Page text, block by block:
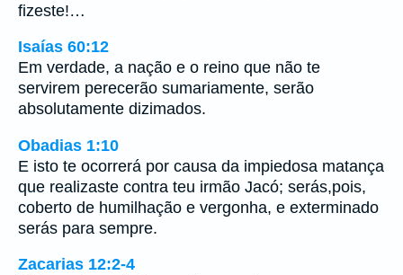
fizeste!…
Isaías 60:12
Em verdade, a nação e o reino que não te
servirem perecerão sumariamente, serão
absolutamente dizimados.
Obadias 1:10
E isto te ocorrerá por causa da impiedosa matança
que realizaste contra teu irmão Jacó; serás,pois,
coberto de humilhação e vergonha, e exterminado
serás para sempre.
Zacarias 12:2-4